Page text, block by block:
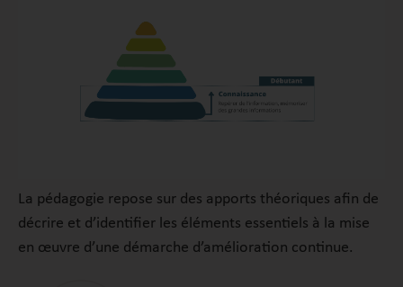
La pédagogie repose sur des apports théoriques afin de
décrire et d’identifier les éléments essentiels à la mise
en œuvre d’une démarche d’amélioration continue.